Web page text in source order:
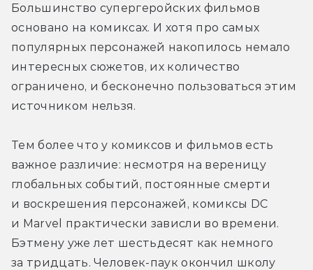
Большинство супергеройских фильмов
основано на комиксах. И хотя про самых
популярных персонажей накопилось немало
интересных сюжетов, их количество
ограничено, и бесконечно пользоваться этим
источником нельзя.
Тем более что у комиксов и фильмов есть
важное различие: несмотря на вереницу
глобальных событий, постоянные смерти
и воскрешения персонажей, комиксы DC
и Marvel практически зависли во времени.
Бэтмену уже лет шестьдесят как немного
за тридцать. Человек-паук окончил школу